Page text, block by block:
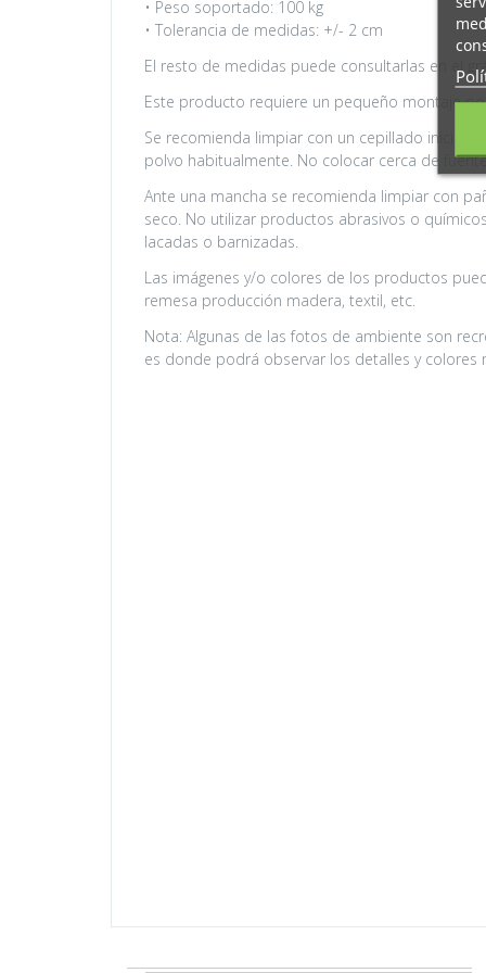
• Peso soportado: 100 kg
• Tolerancia de medidas: +/- 2 cm
El resto de medidas puede consultarlas en el
Este producto requiere un pequeño montaje
Se recomienda limpiar con un cepillado inicial
polvo habitualmente. No colocar cerca de
Ante una mancha se recomienda limpiar con
seco. No utilizar productos abrasivos o
lacadas o barnizadas.
Las imágenes y/o colores de los productos
remesa producción madera, textil, etc.
Nota: Algunas de las fotos de ambiente son
es donde podrá observar los detalles y colores